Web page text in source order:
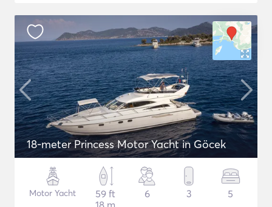
18-meter Princess Motor Yacht in Göcek
Motor Yacht
59 ft
18 m
6 3 5